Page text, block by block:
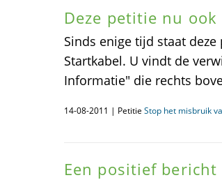
Deze petitie nu
Sinds enige tijd staat
Startkabel. U vindt de
Informatie" die rechts
14-08-2011 | Petitie Stop het misbruik
Een positief bericht